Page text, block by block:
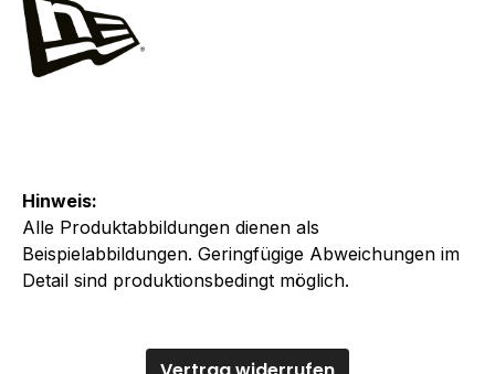
Hinweis:
Alle Produktabbildungen dienen als
Beispielabbildungen. Geringfügige Abweichungen im
Detail sind produktionsbedingt möglich.